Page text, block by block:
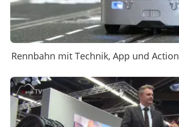
Rennbahn mit Technik, App und Action